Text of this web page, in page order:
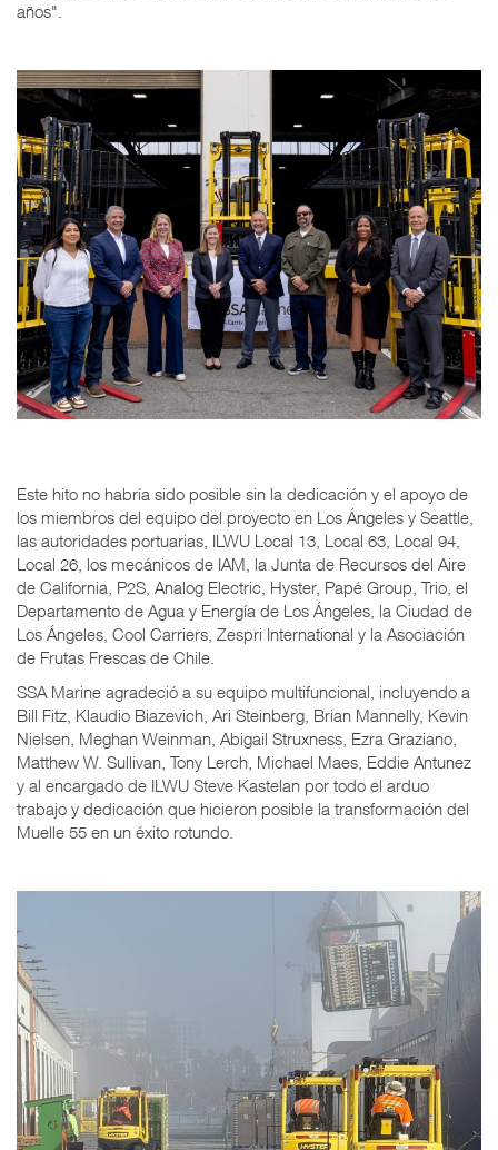
años".
Este hito no habría sido posible sin la dedicación y el apoyo de
los miembros del equipo del proyecto en Los Ángeles y Seattle,
las autoridades portuarias, ILWU Local 13, Local 63, Local 94,
Local 26, los mecánicos de IAM, la Junta de Recursos del Aire
de California, P2S, Analog Electric, Hyster, Papé Group, Trio, el
Departamento de Agua y Energía de Los Ángeles, la Ciudad de
Los Ángeles, Cool Carriers, Zespri International y la Asociación
de Frutas Frescas de Chile.
SSA Marine agradeció a su equipo multifuncional, incluyendo a
Bill Fitz, Klaudio Biazevich, Ari Steinberg, Brian Mannelly, Kevin
Nielsen, Meghan Weinman, Abigail Struxness, Ezra Graziano,
Matthew W. Sullivan, Tony Lerch, Michael Maes, Eddie Antunez
y al encargado de ILWU Steve Kastelan por todo el arduo
trabajo y dedicación que hicieron posible la transformación del
Muelle 55 en un éxito rotundo.